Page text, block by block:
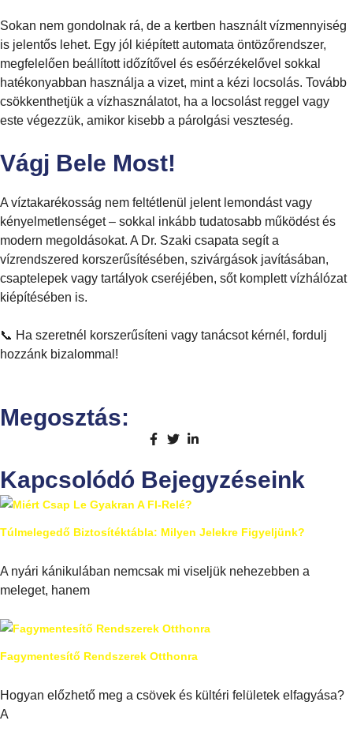
Sokan nem gondolnak rá, de a kertben használt vízmennyiség
is jelentős lehet. Egy jól kiépített automata öntözőrendszer,
megfelelően beállított időzítővel és esőérzékelővel sokkal
hatékonyabban használja a vizet, mint a kézi locsolás. Tovább
csökkenthetjük a vízhasználatot, ha a locsolást reggel vagy
este végezzük, amikor kisebb a párolgási veszteség.
Vágj Bele Most!
A víztakarékosság nem feltétlenül jelent lemondást vagy
kényelmetlenséget – sokkal inkább tudatosabb működést és
modern megoldásokat. A Dr. Szaki csapata segít a
vízrendszered korszerűsítésében, szivárgások javításában,
csaptelepek vagy tartályok cseréjében, sőt komplett vízhálózat
kiépítésében is.
📞 Ha szeretnél korszerűsíteni vagy tanácsot kérnél, fordulj
hozzánk bizalommal!
Megosztás:
Kapcsolódó Bejegyzéseink
Túlmelegedő Biztosítéktábla: Milyen Jelekre Figyeljünk?
A nyári kánikulában nemcsak mi viseljük nehezebben a
meleget, hanem
Fagymentesítő Rendszerek Otthonra
Hogyan előzhető meg a csövek és kültéri felületek elfagyása?
A